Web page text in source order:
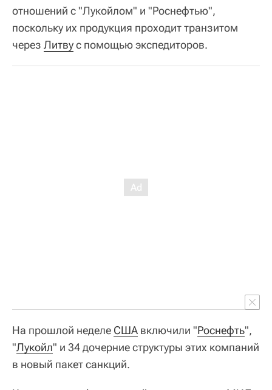
отношений с "Лукойлом" и "Роснефтью",
поскольку их продукция проходит транзитом
через Литвус помощью экспедиторов.
На прошлой неделе США включили "Роснефть",
"Лукойл" и 34 дочерние структуры этих компаний
в новый пакет санкций.